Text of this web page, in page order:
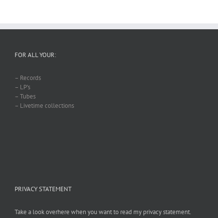
FOR ALL YOUR:
– Records
– LP’s
– Tubes
– Livetime collections
PRIVACY STATEMENT
Take a look overhere when you want to read my privacy statement.